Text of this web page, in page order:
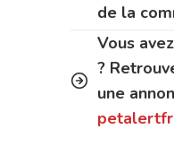
de la
Vous
?
une